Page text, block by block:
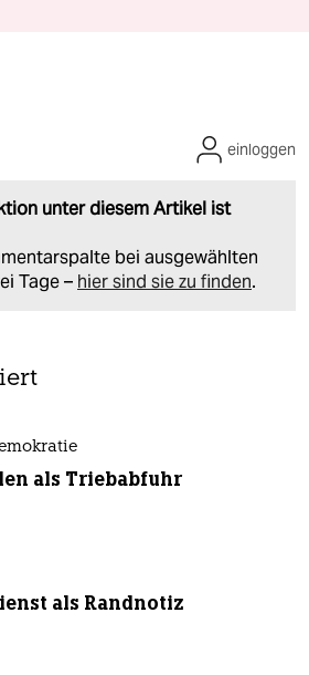
unter diesem Artikel ist
bei ausgewählten
Tage – hier sind sie zu finden.
einloggen
als Triebabfuhr
als Randnotiz